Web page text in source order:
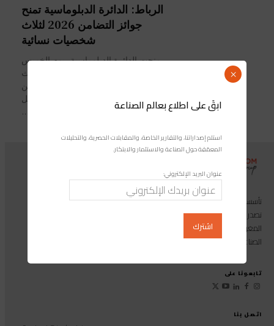
الرباط: الدائرة الدبلوماسية تمنح
جوائز التضامن 2026 لثلاث
شخصيات نسائية
منحت الدائرة الدبلوماسية، يوم الخميس
بالرباط، جوائز التضامن لسنة 2026 لثلاث
شخصيات نسائية تميزن بالتزامهن
ومساهمتهن البارزة في مجال العمل
الاجتماعي والتضامني، وذلك خلال...
اتصل بنا
تأسست مجموعة إندوستريكوم عام 2013، وهي مجموعة إعلامية متخصصة
تصدر المجلة الرائدة المخصصة للصناعة والاستثمار والابتكار: مجلة «صناعة
المغرب»، بالإضافة إلى أول منصة رقمية موجهة لخدمة المهنيين في القطاع
الصناعي.
تابعونا على
ابقَ على اطلاع بعالم الصناعة
استلم إصداراتنا، والتقارير الخاصة، والمقابلات الحصرية، والتحليلات
المعمّقة حول الصناعة والاستثمار والابتكار.
عنوان البريد الإلكتروني:
×